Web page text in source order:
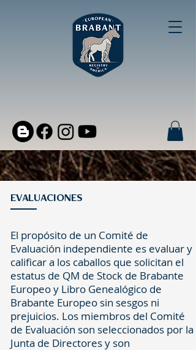
EVALUACIONES
El propósito de un Comité de
Evaluación independiente es evaluar y
calificar a los caballos que solicitan el
estatus de QM de Stock de Brabante
Europeo y Libro Genealógico de
Brabante Europeo sin sesgos ni
prejuicios. Los miembros del Comité
de Evaluación son seleccionados por la
Junta de Directores y son